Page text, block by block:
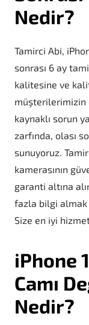
Nedir?
Tamirci Abi,
sonrası 6 ay
kalitesine ve
müşterilerimizin
kaynaklı sorun
zarfında, olası
sunuyoruz.
kamerasının
garanti altına
fazla bilgi almak
Size en iyi
iPhone
Camı
Nedir?